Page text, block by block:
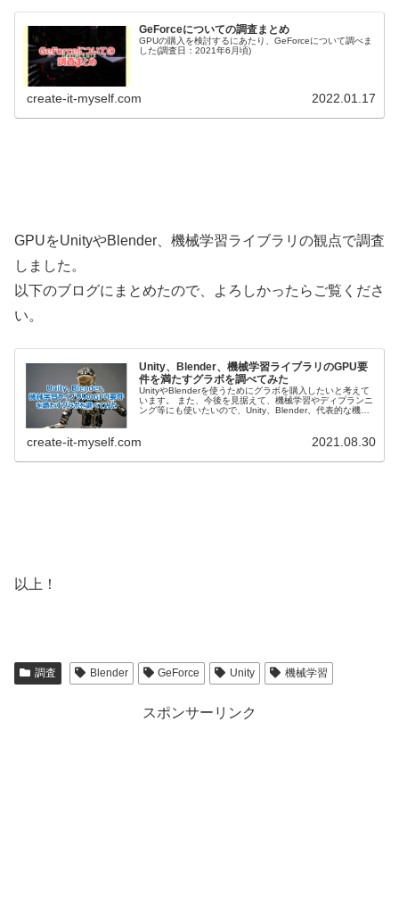
GeForceについての調査まとめ
GPUの購入を検討するにあたり、GeForceについて調べま
した(調査日：2021年6月頃)
create-it-myself.com 2022.01.17
GPUをUnityやBlender、機械学習ライブラリの観点で調査
しました。
以下のブログにまとめたので、よろしかったらご覧くださ
い。
Unity、Blender、機械学習ライブラリのGPU要
件を満たすグラボを調べてみた
UnityやBlenderを使うためにグラボを購入したいと考えて
います。 また、今後を見据えて、機械学習やディプランニ
ング等にも使いたいので、Unity、Blender、代表的な機械
create-it-myself.com 2021.08.30
以上！
調査 Blender GeForce Unity 機械学習
スポンサーリンク